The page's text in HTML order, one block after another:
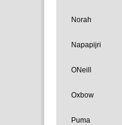
Norah
Napapijri
ONeill
Oxbow
Puma